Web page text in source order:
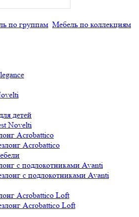
по группам Мебель по коллекциям
детей
Novelti
Acrobattico
Acrobattico
с подлокотниками Avanti
с подлокотниками Avanti
Acrobattico Loft
Acrobattico Loft